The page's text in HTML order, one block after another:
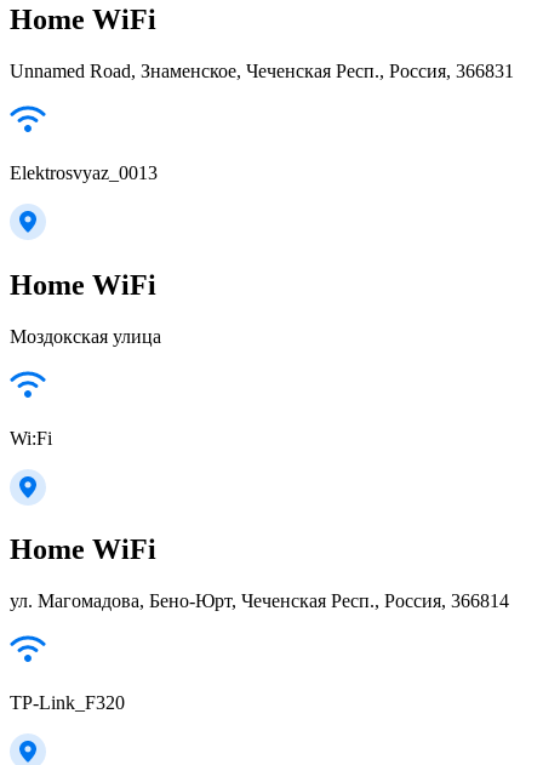
Home WiFi
Unnamed Road, Знаменское, Чеченская Респ., Россия, 366831
Elektrosvyaz_0013
Home WiFi
Моздокская улица
Wi:Fi
Home WiFi
ул. Магомадова, Бено-Юрт, Чеченская Респ., Россия, 366814
TP-Link_F320